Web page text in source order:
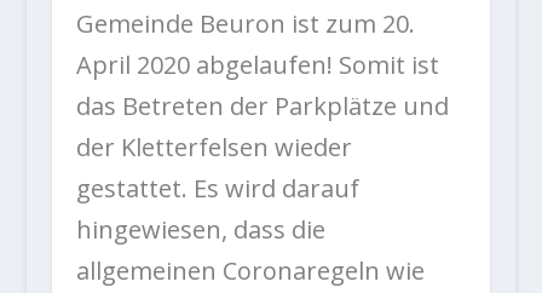
Gemeinde Beuron ist zum 20.
April 2020 abgelaufen! Somit ist
das Betreten der Parkplätze und
der Kletterfelsen wieder
gestattet. Es wird darauf
hingewiesen, dass die
allgemeinen Coronaregeln wie